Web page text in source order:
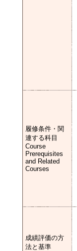
履修条件・関
連する科目
Course
Prerequisites
and Related
Courses
成績評価の方
法と基準